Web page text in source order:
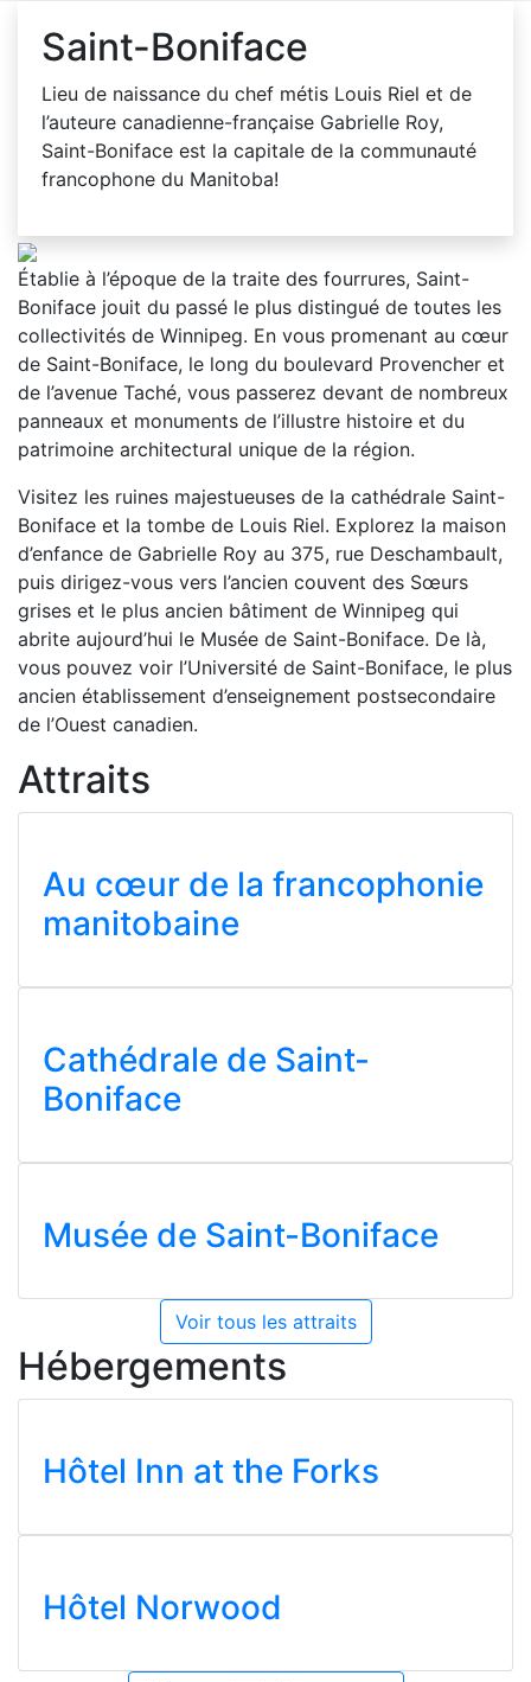
Saint-Boniface
Lieu de naissance du chef métis Louis Riel et de
l’auteure canadienne-française Gabrielle Roy,
Saint-Boniface est la capitale de la communauté
francophone du Manitoba!
Établie à l’époque de la traite des fourrures, Saint-
Boniface jouit du passé le plus distingué de toutes les
collectivités de Winnipeg. En vous promenant au cœur
de Saint-Boniface, le long du boulevard Provencher et
de l’avenue Taché, vous passerez devant de nombreux
panneaux et monuments de l’illustre histoire et du
patrimoine architectural unique de la région.
Visitez les ruines majestueuses de la cathédrale Saint-
Boniface et la tombe de Louis Riel. Explorez la maison
d’enfance de Gabrielle Roy au 375, rue Deschambault,
puis dirigez-vous vers l’ancien couvent des Sœurs
grises et le plus ancien bâtiment de Winnipeg qui
abrite aujourd’hui le Musée de Saint-Boniface. De là,
vous pouvez voir l’Université de Saint-Boniface, le plus
ancien établissement d’enseignement postsecondaire
de l’Ouest canadien.
Attraits
Au cœur de la francophonie
manitobaine
Cathédrale de Saint-
Boniface
Musée de Saint-Boniface
Voir tous les attraits
Hébergements
Hôtel Inn at the Forks
Hôtel Norwood